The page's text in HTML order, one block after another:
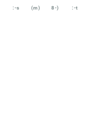
:-s (m) 8-) :-t